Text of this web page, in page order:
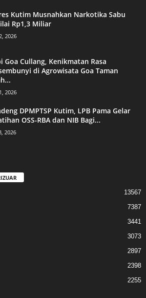
Kutim Musnahkan Narkotika Sabu
Rp1,3 Miliar
2026
Goa Cullang, Kenikmatan Rasa
di Agrowisata Goa Taman
2026
DPMPTSP Kutim, LPB Pama Gelar
OSS-RBA dan NIB Bagi...
2026
13567
7387
3441
3073
2897
2398
2255